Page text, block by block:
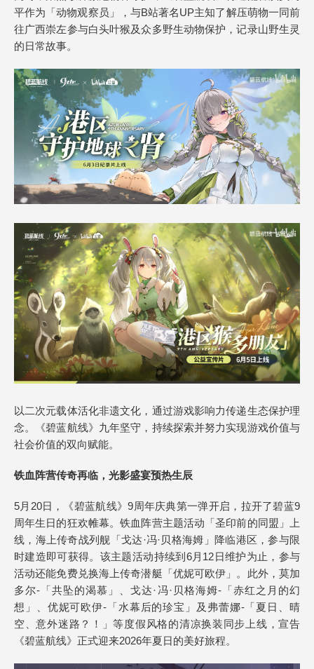
平作为「动物观察员」，与B站著名UP主知了解压萌物一同前
往广西崇左参与白头叶猴及众多野生动物保护，记录山野生灵
的日常故事。
以二次元载体活化非遗文化，通过游戏影响力传递生态保护理
念。《碧蓝航线》九年坚守，持续探索并努力实现游戏价值与
社会价值的双向赋能。
铁血阵营传奇再临，光影盛宴预热生辰
5月20日，《碧蓝航线》9周年庆典第一弹开启，拉开了碧蓝9
周年生日的狂欢帷幕。铁血阵营主题活动「圣印前的同盟」上
线，海上传奇战列舰「戈达·冯·贝格海姆」降临港区，参与限
时建造即可获得。该主题活动持续到6月12日维护为止，参与
活动还能免费兑换海上传奇潜艇「优妮可欧伊」。此外，莫加
多尔-「共坠的渴慕」、戈达·冯·贝格海姆-「赤红之月的幻
想」、优妮可欧伊-「水幕后的珍宝」及弗蕾娜-「夏日、晴
空、意外迷路？！」等度假风格的清凉换装同步上线，宣告
《碧蓝航线》正式迎来2026年夏日的美好旅程。